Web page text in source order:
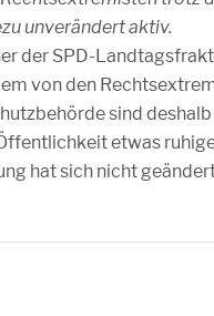
unverändert aktiv.
der SPD-
von den
sind
etwas
hat sich nicht